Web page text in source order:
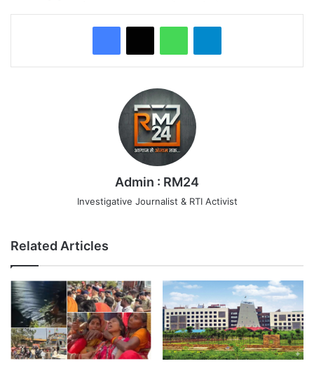
WhatsAppTelegram
Admin : RM24
Investigative Journalist & RTI Activist
Related Articles